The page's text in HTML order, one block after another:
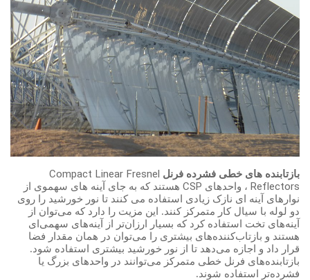
بازتابنده های خطی فشرده فرنل Compact Linear Fresnel
Reflectors ، واحدهای CSP هستند که به جای آینه های سهموی از
نوارهای آینه ای نازک زیادی استفاده می کنند تا نور خورشید را روی
دو لوله با سیال کار متمرکز کنند. این مزیت را دارد که می‌توان از
آینه‌های تخت استفاده کرد که بسیار ارزان‌تر از آینه‌های سهمی‌ای
هستند و بازتاب‌کننده‌های بیشتری را می‌توان در همان مقدار فضا
قرار داد و اجازه می‌دهد تا از نور خورشید بیشتری استفاده شود.
بازتابنده‌های فرنل خطی متمرکز می‌توانند در واحد‌های بزرگ یا
فشرده‌تر استفاده شوند.